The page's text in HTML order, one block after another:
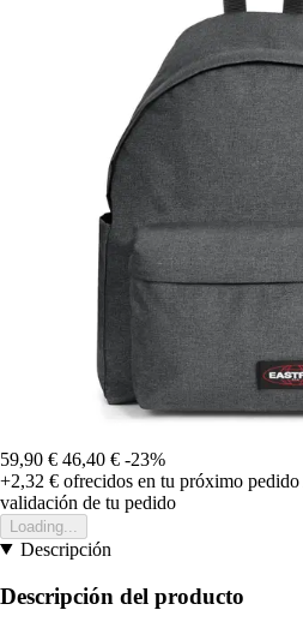
59,90 € 46,40 € -23%
+2,32 € ofrecidos en tu próximo pedido
validación de tu pedido
Loading...
Descripción
Descripción del producto